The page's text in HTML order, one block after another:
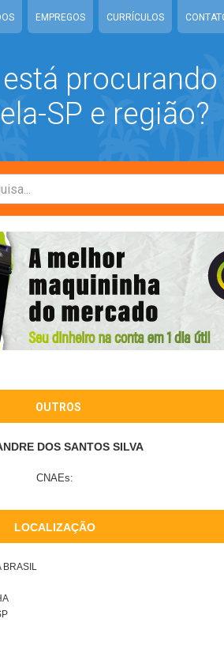
EMPREGOS CURRÍCULOS
SP e região?
OUTROS
DOS SANTOS SILVA
CNAEs:
LOCALIZAÇÃO
BRASIL